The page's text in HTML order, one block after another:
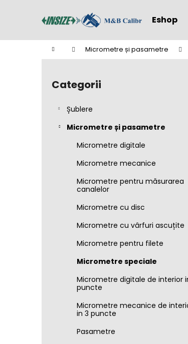
Eshop
Acasă Micrometre și pasametre
B
Sari
Categorii
Șublere
Micrometre și pasametre
Micrometre digitale
Micrometre mecanice
Micrometre pentru măsurarea
canalelor
Micrometre cu disc
Micrometre cu vârfuri ascuțite
Micrometre pentru filete
Micrometre speciale
Micrometre digitale de interior
puncte
Micrometre mecanice de
in 3 puncte
Pasametre
Înapoi
la
Înapoi
la